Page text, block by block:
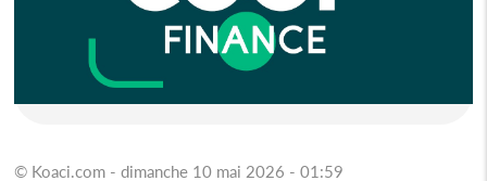
© Koaci.com - dimanche 10 mai 2026 - 01:59